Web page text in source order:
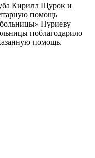
Кирилл Щурок и
помощь
Нуриеву
поблагодарило
помощь.